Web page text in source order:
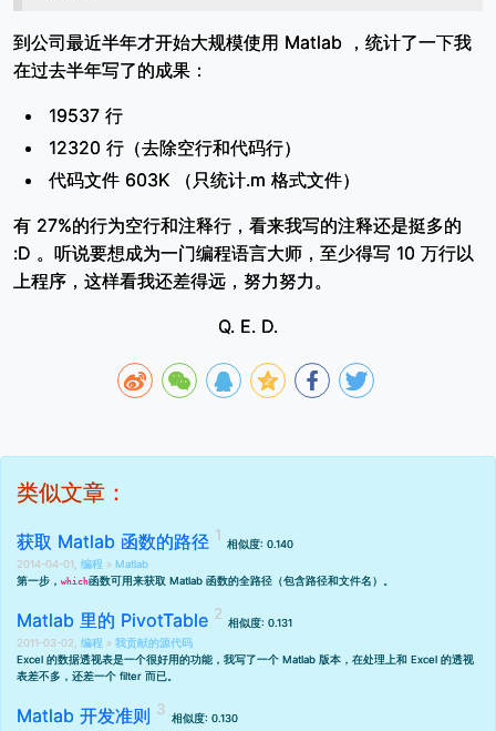
到公司最近半年才开始大规模使用 Matlab ，统计了一下我
在过去半年写了的成果：
19537 行
12320 行（去除空行和代码行）
代码文件 603K （只统计.m 格式文件）
有 27%的行为空行和注释行，看来我写的注释还是挺多的
:D 。听说要想成为一门编程语言大师，至少得写 10 万行以
上程序，这样看我还差得远，努力努力。
Q. E. D.
类似文章：
获取 Matlab 函数的路径
相似度: 0.140
2014-04-01, 编程 » Matlab
第一步， which函数可用来获取 Matlab 函数的全路径（包含路径和文件名）。
Matlab 里的 PivotTable
相似度: 0.131
2011-03-02, 编程 » 我贡献的源代码
Excel 的数据透视表是一个很好用的功能，我写了一个 Matlab 版本，在处理上和 Excel 的透视
表差不多，还差一个 filter 而已。
Matlab 开发准则
相似度: 0.130